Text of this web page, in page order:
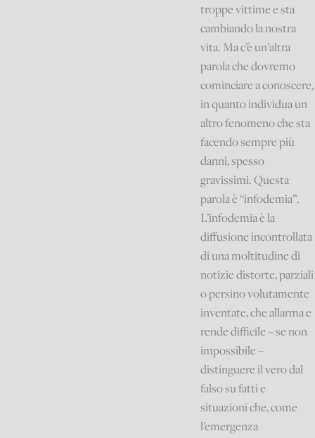
troppe vittime e sta
cambiando la nostra
vita. Ma c’è un’altra
parola che dovremo
cominciare a conoscere,
in quanto individua un
altro fenomeno che sta
facendo sempre più
danni, spesso
gravissimi. Questa
parola è “infodemia”.
L’infodemia è la
diffusione incontrollata
di una moltitudine di
notizie distorte, parziali
o persino volutamente
inventate, che allarma e
rende difficile – se non
impossibile –
distinguere il vero dal
falso su fatti e
situazioni che, come
l’emergenza